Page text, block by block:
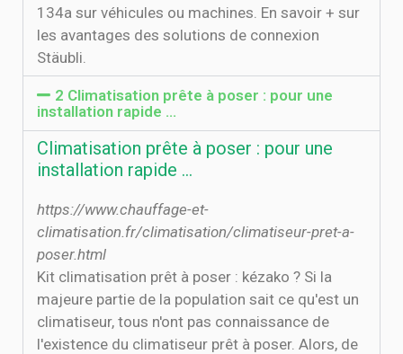
134a sur véhicules ou machines. En savoir + sur
les avantages des solutions de connexion
Stäubli.
2 Climatisation prête à poser : pour une
installation rapide ...
Climatisation prête à poser : pour une
installation rapide ...
https://www.chauffage-et-
climatisation.fr/climatisation/climatiseur-pret-a-
poser.html
Kit climatisation prêt à poser : kézako ? Si la
majeure partie de la population sait ce qu'est un
climatiseur, tous n'ont pas connaissance de
l'existence du climatiseur prêt à poser. Alors, de